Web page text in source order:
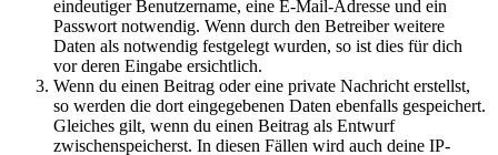
eindeutiger Benutzername, eine E-Mail-Adresse und ein
Passwort notwendig. Wenn durch den Betreiber weitere
Daten als notwendig festgelegt wurden, so ist dies für dich
vor deren Eingabe ersichtlich.
Wenn du einen Beitrag oder eine private Nachricht erstellst,
so werden die dort eingegebenen Daten ebenfalls gespeichert.
Gleiches gilt, wenn du einen Beitrag als Entwurf
zwischenspeicherst. In diesen Fällen wird auch deine IP-